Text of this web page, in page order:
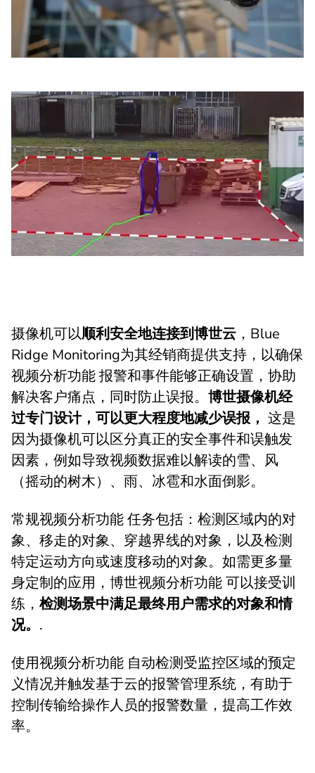
摄像机可以顺利安全地连接到博世云 ，Blue
Ridge Monitoring为其经销商提供支持，以确保
视频分析功能 报警和事件能够正确设置，协助
解决客户痛点，同时防止误报。 博世摄像机经
过专门设计，可以更大程度地减少误报， 这是
因为摄像机可以区分真正的安全事件和误触发
因素，例如导致视频数据难以解读的雪、风
（摇动的树木）、雨、冰雹和水面倒影。
常规视频分析功能 任务包括：检测区域内的对
象、移走的对象、穿越界线的对象，以及检测
特定运动方向或速度移动的对象。如需更多量
身定制的应用，博世视频分析功能 可以接受训
练， 检测场景中满足最终用户需求的对象和情
况。 .
使用视频分析功能 自动检测受监控区域的预定
义情况并触发基于云的报警管理系统，有助于
控制传输给操作人员的报警数量，提高工作效
率。